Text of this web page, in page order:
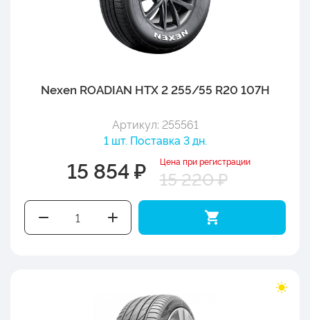
Nexen ROADIAN HTX 2 255/55 R20 107H
Артикул: 255561
1 шт. Поставка 3 дн.
15 854 ₽ Цена при регистрации
15 220 ₽